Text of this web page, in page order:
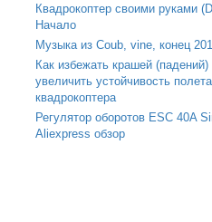
Квадрокоптер своими руками
Начало
Музыка из Coub, vine, конец
Как избежать крашей (падений)
увеличить устойчивость полета
квадрокоптера
Регулятор оборотов ESC 40A
Aliexpress обзор